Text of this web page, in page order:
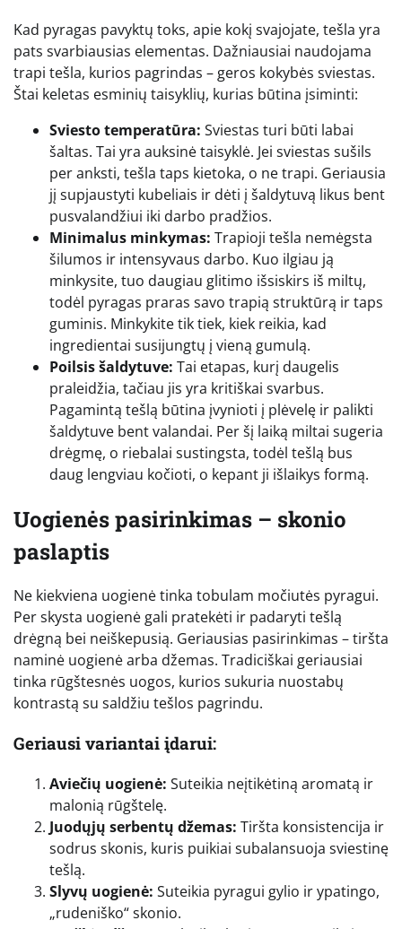
Kad pyragas pavyktų toks, apie kokį svajojate, tešla yra
pats svarbiausias elementas. Dažniausiai naudojama
trapi tešla, kurios pagrindas – geros kokybės sviestas.
Štai keletas esminių taisyklių, kurias būtina įsiminti:
Sviesto temperatūra: Sviestas turi būti labai
šaltas. Tai yra auksinė taisyklė. Jei sviestas sušils
per anksti, tešla taps kietoka, o ne trapi. Geriausia
jį supjaustyti kubeliais ir dėti į šaldytuvą likus bent
pusvalandžiui iki darbo pradžios.
Minimalus minkymas: Trapioji tešla nemėgsta
šilumos ir intensyvaus darbo. Kuo ilgiau ją
minkysite, tuo daugiau glitimo išsiskirs iš miltų,
todėl pyragas praras savo trapią struktūrą ir taps
guminis. Minkykite tik tiek, kiek reikia, kad
ingredientai susijungtų į vieną gumulą.
Poilsis šaldytuve: Tai etapas, kurį daugelis
praleidžia, tačiau jis yra kritiškai svarbus.
Pagamintą tešlą būtina įvynioti į plėvelę ir palikti
šaldytuve bent valandai. Per šį laiką miltai sugeria
drėgmę, o riebalai sustingsta, todėl tešlą bus
daug lengviau kočioti, o kepant ji išlaikys formą.
Uogienės pasirinkimas – skonio
paslaptis
Ne kiekviena uogienė tinka tobulam močiutės pyragui.
Per skysta uogienė gali pratekėti ir padaryti tešlą
drėgną bei neiškepusią. Geriausias pasirinkimas – tiršta
naminė uogienė arba džemas. Tradiciškai geriausiai
tinka rūgštesnės uogos, kurios sukuria nuostabų
kontrastą su saldžiu tešlos pagrindu.
Geriausi variantai įdarui:
Aviečių uogienė: Suteikia neįtikėtiną aromatą ir
malonią rūgštelę.
Juodųjų serbentų džemas: Tiršta konsistencija ir
sodrus skonis, kuris puikiai subalansuoja sviestinę
tešlą.
Slyvų uogienė: Suteikia pyragui gylio ir ypatingo,
„rudeniško“ skonio.